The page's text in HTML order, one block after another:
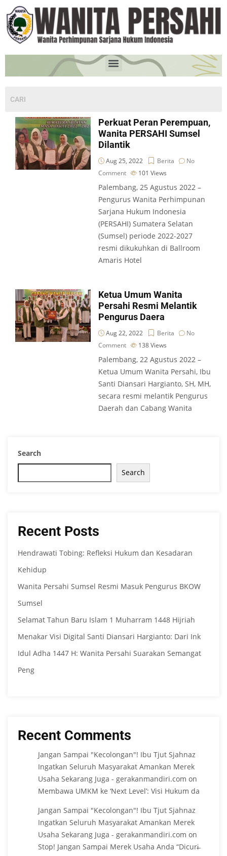
Perkuat Peran Perempuan,
Wanita PERSAHI Sumsel
Dilantik
Aug 25, 2022 Berita
No
Comment
101Views
Palembang, 25 Agustus 2022 –
Pengurus Wanita Perhimpunan
Sarjana Hukum Indonesia
(PERSAHI) Sumatera Selatan
(Sumsel) periode 2022-2027
resmi dikukuhkan di Ballroom
Amaris Hotel
Ketua Umum Wanita
Persahi Resmi Melantik
Pengurus Daera
Aug 22, 2022 Berita
No
Comment
138Views
Palembang, 22 Agustus 2022 –
Ketua Umum Wanita Persahi, Ibu
Santi Diansari Hargianto, SH, MH,
secara resmi melantik Pengurus
Daerah dan Cabang Wanita
Search
Search
Recent Posts
Hendrawati Tobing: Refleksi Hukum dan Kesadaran
Kehidup
Wanita Persahi Sumsel Resmi Masuk Pengurus BKOW
Sumsel
Selamat Tahun Baru Islam 1 Muharram 1448 Hijriah
Menakar Visi Digital Santi Diansari Hargianto: Dari Ink
Idul Adha 1447 H: Wanita Persahi Suarakan Semangat
Peng
Recent Comments
Jangan Sampai "Kecolongan"! Ibu Tjut Sjahnaz
Ingatkan Seluruh Masyarakat Amankan Merek
Usaha Sekarang Juga - gerakanmandiri.com on
Membawa UMKM ke ‘Next Level’: Visi Hukum da
Jangan Sampai "Kecolongan"! Ibu Tjut Sjahnaz
Ingatkan Seluruh Masyarakat Amankan Merek
Usaha Sekarang Juga - gerakanmandiri.com on
Stop! Jangan Sampai Merek Usaha Anda “Dicuri̶